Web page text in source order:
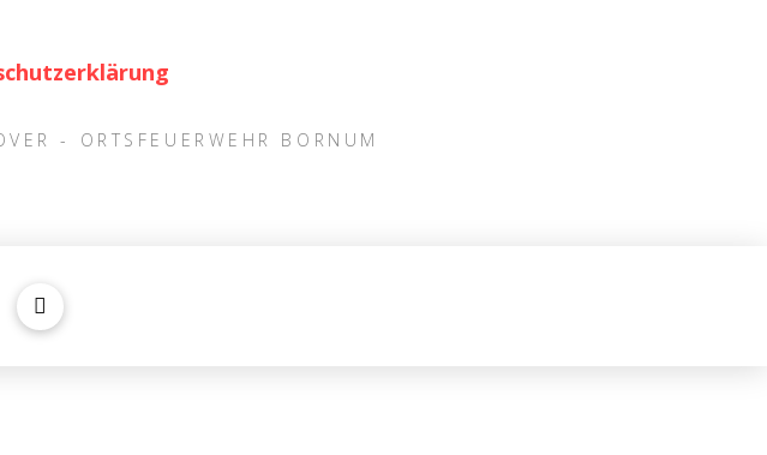
- ORTSFEUERWEHR BORNUM